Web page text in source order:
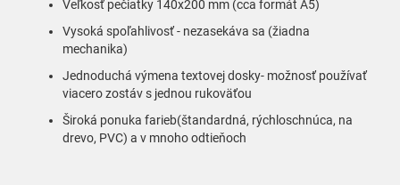
Veľkosť pečiatky 140x200 mm (cca formát A5)
Vysoká spoľahlivosť - nezasekáva sa (žiadna
mechanika)
Jednoduchá výmena textovej dosky- možnosť používať
viacero zostáv s jednou rukoväťou
Široká ponuka farieb(štandardná, rýchloschnúca, na
drevo, PVC) a v mnoho odtieňoch